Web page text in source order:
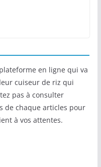
en ligne qui va
cuiseur de riz qui
pas à consulter
de chaque articles pour
à vos attentes.